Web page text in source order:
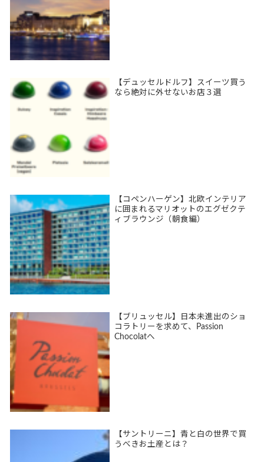
【デュッセルドルフ】スイーツ買う
なら絶対に外せないお店３選
【コペンハーゲン】北欧インテリア
に囲まれるマリオットのエグゼクテ
ィブラウンジ（朝食編）
【ブリュッセル】日本未進出のショ
コラトリーを求めて、Passion
Chocolatへ
【サントリーニ】青と白の世界で買
うべきお土産とは？